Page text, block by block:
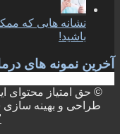
نشانه هایی که
باشید!
آخرین نمونه های
© حق امتیاز محتوای
طراحی و بهینه